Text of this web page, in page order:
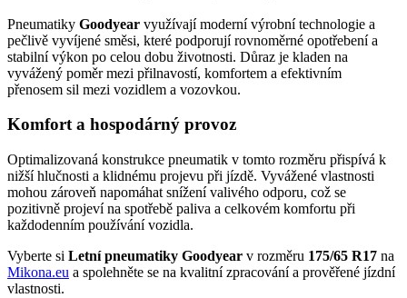
Pneumatiky Goodyear využívají moderní výrobní technologie a
pečlivě vyvíjené směsi, které podporují rovnoměrné opotřebení a
stabilní výkon po celou dobu životnosti. Důraz je kladen na
vyvážený poměr mezi přilnavostí, komfortem a efektivním
přenosem sil mezi vozidlem a vozovkou.
Komfort a hospodárný provoz
Optimalizovaná konstrukce pneumatik v tomto rozměru přispívá k
nižší hlučnosti a klidnému projevu při jízdě. Vyvážené vlastnosti
mohou zároveň napomáhat snížení valivého odporu, což se
pozitivně projeví na spotřebě paliva a celkovém komfortu při
každodenním používání vozidla.
Vyberte si Letní pneumatiky Goodyear v rozměru 175/65 R17 na
Mikona.eu a spolehněte se na kvalitní zpracování a prověřené jízdní
vlastnosti.